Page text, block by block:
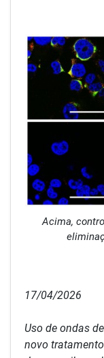
Acima,
17/04/2026
Uso de ondas
novo